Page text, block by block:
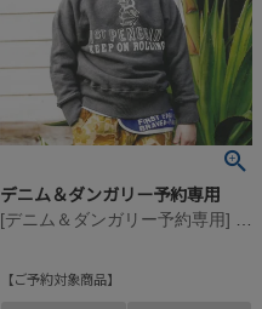
デニム＆ダンガリー予約専用
ご予約対象商品